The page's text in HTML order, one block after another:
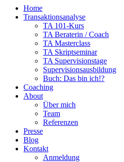
Home
Transaktionsanalyse
TA 101-Kurs
TA Beraterin / Coach
TA Masterclass
TA Skriptseminar
TA Supervisionstage
Supervisionsausbildung
Buch: Das bin ich!?
Coaching
About
Über mich
Team
Referenzen
Presse
Blog
Kontakt
Anmeldung